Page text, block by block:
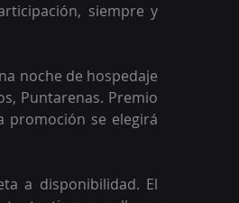
siempre y
noche de hospedaje
Puntarenas. Premio
promoción se elegirá
a disponibilidad. El